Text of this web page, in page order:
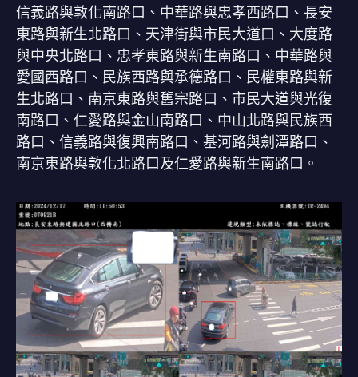
信義路與敦化南路口、中華路與忠孝西路口、長安
東路與新生北路口、天津街與市民大道口、大度路
與中央北路口、忠孝東路與新生南路口、中華路與
愛國西路口、民族西路與承德路口、民權東路與新
生北路口、南京東路與舊宗路口、市民大道與光復
南路口、仁愛路與金山南路口、中山北路與民族西
路口、信義路與復興南路口、基河路與劍潭路口、
南京東路與敦化北路口及仁愛路與新生南路口。